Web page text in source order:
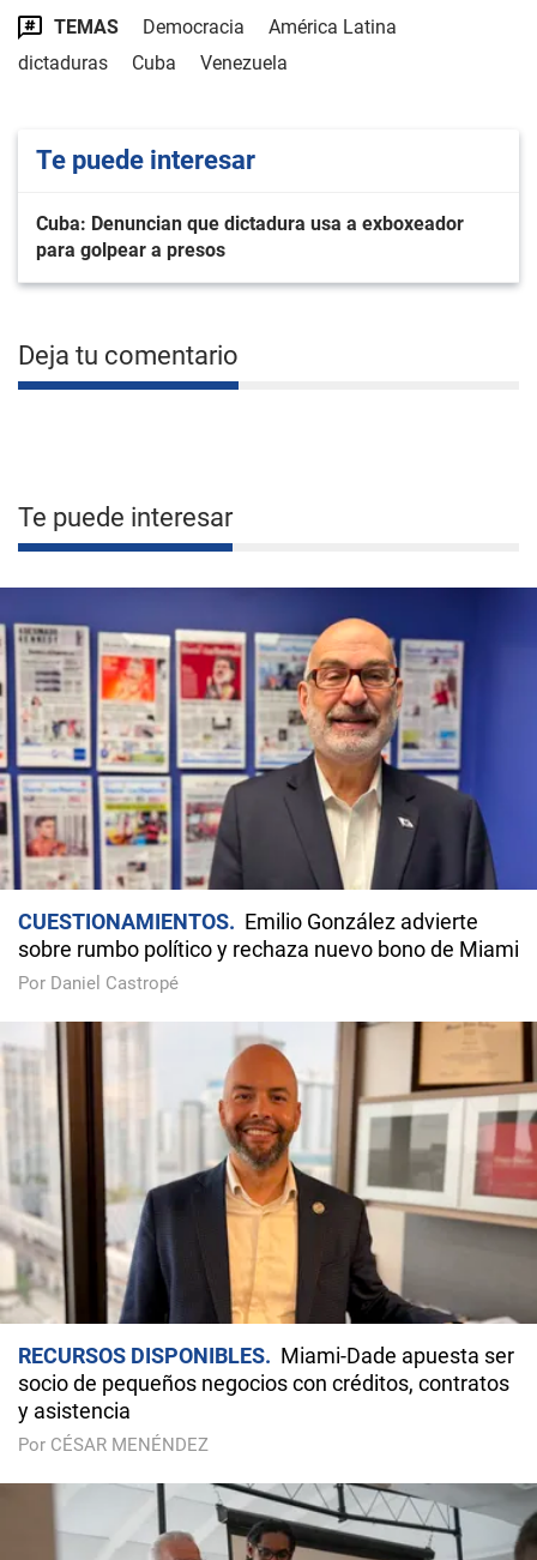
TEMAS Democracia
América Latina
dictaduras
Cuba Venezuela
Te puede interesar
Cuba: Denuncian que dictadura usa a exboxeador
para golpear a presos
Deja tu comentario
Te puede interesar
CUESTIONAMIENTOS
Emilio González advierte
sobre rumbo político y rechaza nuevo bono de Miami
Por Daniel Castropé
RECURSOS DISPONIBLES
Miami-Dade apuesta ser
socio de pequeños negocios con créditos, contratos
y asistencia
Por CÉSAR MENÉNDEZ